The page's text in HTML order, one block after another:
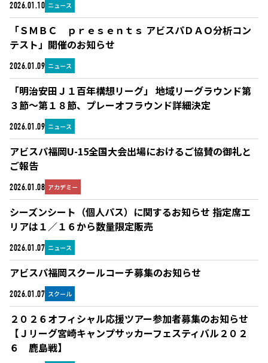
2026.01.10 ニュース
2026.01.09 ニュース
「ＳＭＢＣ ｐｒｅｓｅｎｔｓ アビスパＤＡＯ分析コン
テスト」開催のお知らせ
2026.01.09 ニュース
「明治安田Ｊ１百年構想リーグ」 地域リーグラウンド第
３節～第１８節、プレーオフラウンド詳細決定
2026.01.08 アカデミー
アビスパ福岡U-15全国大会出場におけるご協賛の御礼と
ご報告
2026.01.07 ニュース
シーズンシート（個人パス）に関するお知らせ 指定席エ
リアは１／１６から数量限定販売
2026.01.07 スクール
アビスパ福岡スクールコーチ募集のお知らせ
２０２６オフィシャル応援ツアー参加者募集のお知らせ
【Ｊリーグ宮崎キャンプサッカーフェスティバル２０２
６ 鹿島戦】